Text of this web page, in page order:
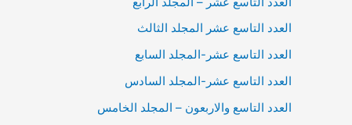
العدد التاسع عشر المجلد الثالث
العدد التاسع عشر-المجلد السابع
العدد التاسع عشر-المجلد السادس
العدد التاسع والاربعون – المجلد الخامس